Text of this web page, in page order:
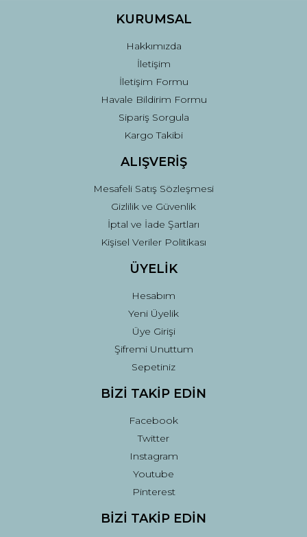
Gönder
KURUMSAL
Hakkımızda
İletişim
İletişim Formu
Havale Bildirim Formu
Sipariş Sorgula
Kargo Takibi
ALIŞVERİŞ
Mesafeli Satış Sözleşmesi
Gizlilik ve Güvenlik
İptal ve İade Şartları
Kişisel Veriler Politikası
ÜYELİK
Hesabım
Yeni Üyelik
Üye Girişi
Şifremi Unuttum
Sepetiniz
BİZİ TAKİP EDİN
Facebook
Twitter
Instagram
Youtube
Pinterest
BİZİ TAKİP EDİN